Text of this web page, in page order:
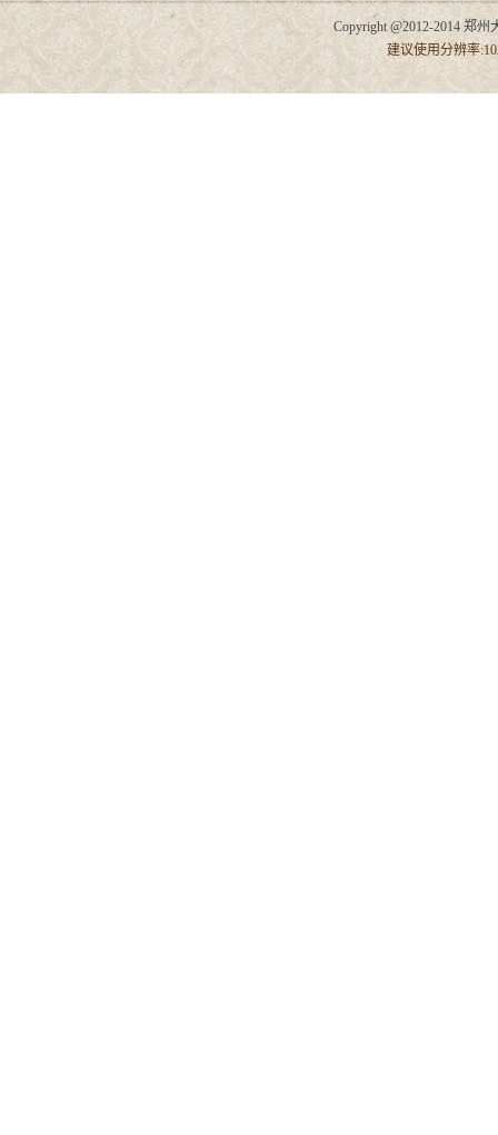
Copyright @2012-2014 郑州
建议使用分辨率